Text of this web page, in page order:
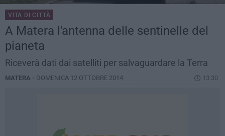
VITA DI CITTÀ
A Matera l'antenna delle sentinelle del
pianeta
Riceverà dati dai satelliti per salvaguardare la Terra
MATERA - DOMENICA 12 OTTOBRE 2014 13.30